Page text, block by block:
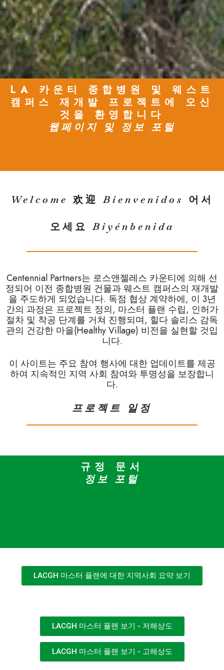
LA 카운티 종합병원 및 웨스트
캠퍼스 재개발 프로젝트에 오신
것을 환영합니다
웹페이지 및 정보 포털
Welcome 欢迎Bienvenidos 어서
오세요Biyénbenida
Centennial Partners는 로스앤젤레스 카운티에 의해 선
정되어 이전 종합병원 건물과 웨스트 캠퍼스의 재개발
을 주도하게 되었습니다. 독점 협상 계약하에, 이 3년
간의 과정은 프로젝트 정의, 마스터 플랜 수립, 인허가
절차 및 착공 단계를 거쳐 진행되며, 힐다 솔리스 감독
관의 건강한 마을(Healthy Village) 비전을 실현할 것입
니다.
이 사이트는 주요 참여 행사에 대한 업데이트를 제공
하여 지속적인 지역 사회 참여와 투명성을 보장합니
다.
프로젝트 일정
규정 문서
정보 포털
LACGH 마스터 플랜에 대한 지역사회 요약 보기
LACGH 마스터 플랜 보기 - 저해상도
LACGH 마스터 플랜 보기 - 고해상도